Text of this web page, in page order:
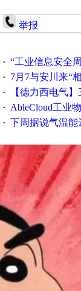
举报
· “工业信息安全周之我见”
· 7月7与安川来“
· 【德力西电气】三
· AbleCloud工业物联
· 下周据说气温能